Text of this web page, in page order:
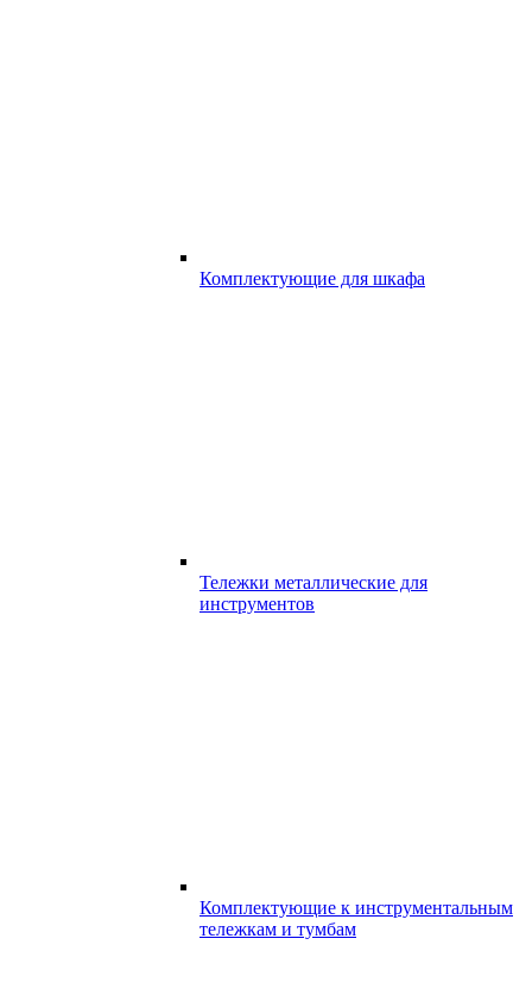
Комплектующие для шкафа
Тележки металлические для
инструментов
Комплектующие к инструментальным
тележкам и тумбам